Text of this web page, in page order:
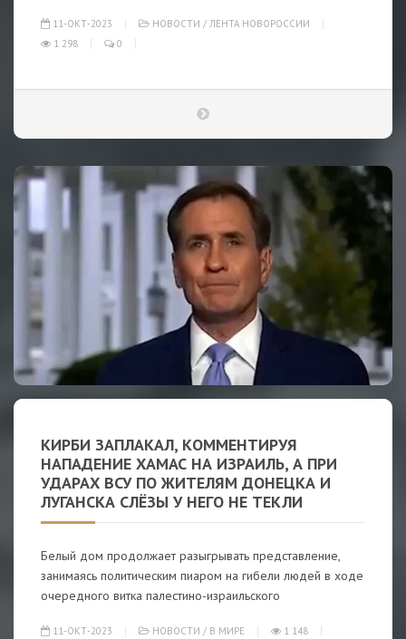
11-ОКТ-2023 НОВОСТИ / ЛЕНТА НОВОРОССИИ
1 298
0
КИРБИ ЗАПЛАКАЛ, КОММЕНТИРУЯ
НАПАДЕНИЕ ХАМАС НА ИЗРАИЛЬ, А ПРИ
УДАРАХ ВСУ ПО ЖИТЕЛЯМ ДОНЕЦКА И
ЛУГАНСКА СЛЁЗЫ У НЕГО НЕ ТЕКЛИ
Белый дом продолжает разыгрывать представление,
занимаясь политическим пиаром на гибели людей в ходе
очередного витка палестино-израильского
11-ОКТ-2023 НОВОСТИ / В МИРЕ
1 148